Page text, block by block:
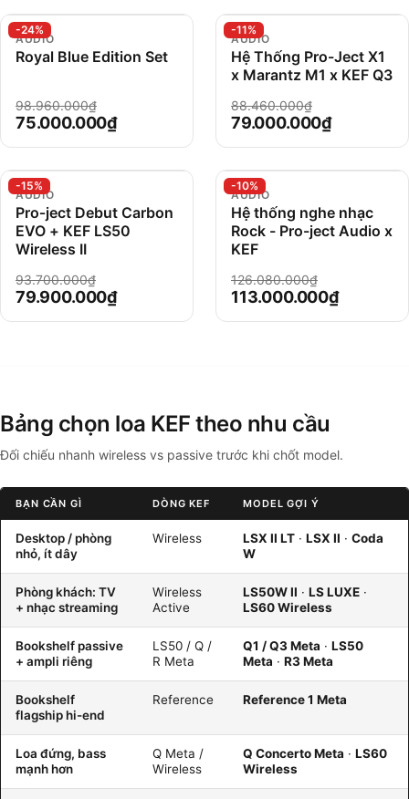
-24%
AUDIO
Royal Blue Edition Set
75.000.000₫
98.960.000₫
-11%
AUDIO
Hệ Thống Pro-Ject X1
x Marantz M1 x KEF Q3
79.000.000₫
88.460.000₫
-15%
AUDIO
Pro‑ject Debut Carbon
EVO + KEF LS50
Wireless II
79.900.000₫
93.700.000₫
-10%
AUDIO
Hệ thống nghe nhạc
Rock - Pro-ject Audio x
KEF
113.000.000₫
126.080.000₫
Bảng chọn loa KEF theo nhu cầu
Đối chiếu nhanh wireless vs passive trước khi chốt model.
BẠN CẦN GÌ DÒNG KEF MODEL GỢI Ý
Desktop / phòng
nhỏ, ít dây
Wireless LSX II LT · LSX II · Coda
W
Phòng khách: TV
+ nhạc streaming
Wireless
Active
LS50W II · LS LUXE ·
LS60 Wireless
Bookshelf passive
+ ampli riêng
LS50 / Q /
R Meta
Q1 / Q3 Meta · LS50
Meta · R3 Meta
Bookshelf
flagship hi-end
Reference Reference 1 Meta
Loa đứng, bass
mạnh hơn
Q Meta /
Wireless
Q Concerto Meta · LS60
Wireless